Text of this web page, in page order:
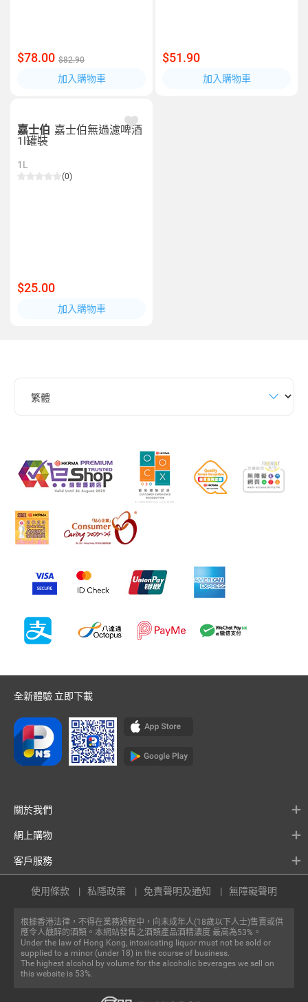
$78.00 $82.90
加入購物車
$51.90
加入購物車
嘉士伯 嘉士伯無過濾啤酒
1l罐裝
1L
(0)
$25.00
加入購物車
全新體驗 立即下載
關於我們
網上購物
客戶服務
根據香港法律，不得在業務過程中，向未成年人(18歲以下人士)售賣或供
應令人醺醉的酒類。本網站發售之酒類產品酒精濃度 最高為53%。
Under the law of Hong Kong, intoxicating liquor must not be sold or
supplied to a minor (under 18) in the course of business.
The highest alcohol by volume for the alcoholic beverages we sell on
this website is 53%.
使用條款 私隱政策 免責聲明及通知 無障礙聲明